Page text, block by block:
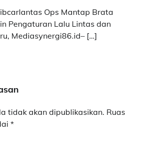
Ops Mantap Brata
Pengaturan Lalu Lintas dan
Mediasynergi86.id– […]
tidak akan dipublikasikan. Ruas
*